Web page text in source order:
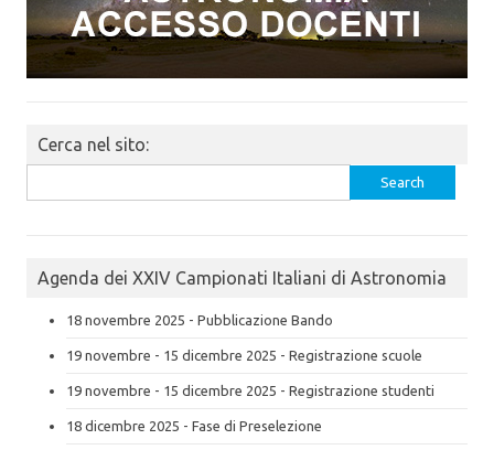
Cerca nel sito:
for:
Agenda dei XXIV Campionati Italiani di Astronomia
18 novembre 2025 - Pubblicazione Bando
19 novembre - 15 dicembre 2025 - Registrazione scuole
19 novembre - 15 dicembre 2025 - Registrazione studenti
18 dicembre 2025 - Fase di Preselezione